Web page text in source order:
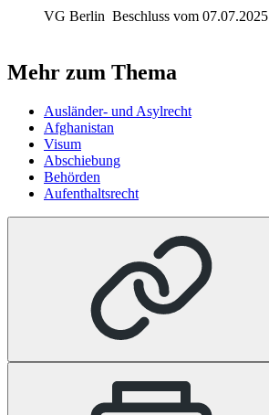
VG Berlin Beschluss vom 07.07.2025
Mehr zum Thema
Ausländer- und Asylrecht
Afghanistan
Visum
Abschiebung
Behörden
Aufenthaltsrecht